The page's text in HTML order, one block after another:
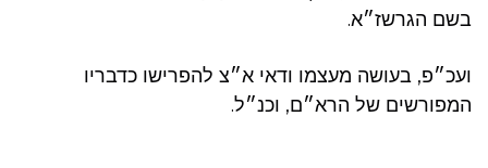
בשם הגרשז״א.
ועכ״פ, בעושה מעצמו ודאי א״צ להפרישו כדבריו
המפורשים של הרא״ם, וכנ״ל.